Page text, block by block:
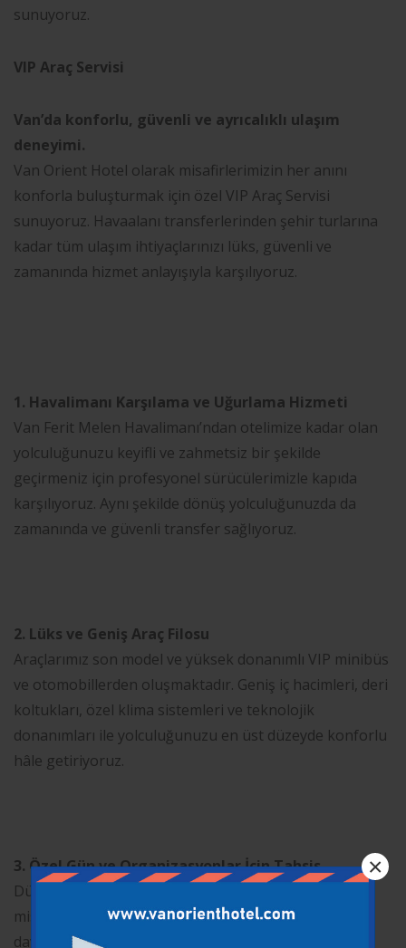
×
sunuyoruz.
VIP Araç Servisi
Van’da konforlu, güvenli ve ayrıcalıklı ulaşım
deneyimi.
Van Orient Hotel olarak misafirlerimizin her anını
konforla buluşturmak için özel VIP Araç Servisi
sunuyoruz. Havaalanı transferlerinden şehir turlarına
kadar tüm ulaşım ihtiyaçlarınızı lüks, güvenli ve
zamanında hizmet anlayışıyla karşılıyoruz.
1. Havalimanı Karşılama ve Uğurlama Hizmeti
Van Ferit Melen Havalimanı’ndan otelimize kadar olan
yolculuğunuzu keyifli ve zahmetsiz bir şekilde
geçirmeniz için profesyonel sürücülerimizle kapıda
karşılıyoruz. Aynı şekilde dönüş yolculuğunuzda da
zamanında ve güvenli transfer sağlıyoruz.
2. Lüks ve Geniş Araç Filosu
Araçlarımız son model ve yüksek donanımlı VIP minibüs
ve otomobillerden oluşmaktadır. Geniş iç hacimleri, deri
koltukları, özel klima sistemleri ve teknolojik
donanımları ile yolculuğunuzu en üst düzeyde konforlu
hâle getiriyoruz.
3. Özel Gün ve Organizasyonlar İçin Tahsis
Düğün, toplantı, özel şehir turu gibi etkinliklerde
misafirlerimize özel araç tahsisi yapıyoruz. Size ve
davetlilerinize prestijli ve rahat bir ulaşım deneyimi